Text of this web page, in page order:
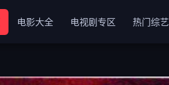
电影大全 电视剧专区 热门综艺